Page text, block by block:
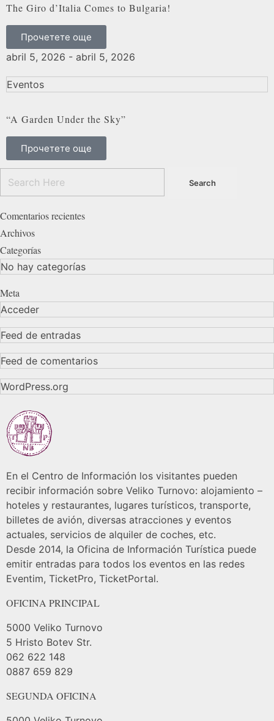
The Giro d’Italia Comes to Bulgaria!
Прочетете още
abril 5, 2026 - abril 5, 2026
Eventos
“A Garden Under the Sky”
Прочетете още
Comentarios recientes
Archivos
Categorías
No hay categorías
Meta
Acceder
Feed de entradas
Feed de comentarios
WordPress.org
En el Centro de Información los visitantes pueden
recibir información sobre Veliko Turnovo: alojamiento –
hoteles y restaurantes, lugares turísticos, transporte,
billetes de avión, diversas atracciones y eventos
actuales, servicios de alquiler de coches, etc.
Desde 2014, la Oficina de Información Turística puede
emitir entradas para todos los eventos en las redes
Eventim, TicketPro, TicketPortal.
OFICINA PRINCIPAL
5000 Veliko Turnovo
5 Hristo Botev Str.
062 622 148
0887 659 829
SEGUNDA OFICINA